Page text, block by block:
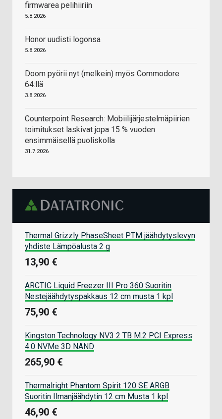
firmwarea pelihiiriin
5.8.2026
Honor uudisti logonsa
5.8.2026
Doom pyörii nyt (melkein) myös Commodore
64:llä
3.8.2026
Counterpoint Research: Mobiilijärjestelmäpiirien
toimitukset laskivat jopa 15 % vuoden
ensimmäisellä puoliskolla
31.7.2026
Thermal Grizzly PhaseSheet PTM jäähdytyslevyn
yhdiste Lämpöalusta 2 g
13,90 €
ARCTIC Liquid Freezer III Pro 360 Suoritin
Nestejäähdytyspakkaus 12 cm musta 1 kpl
75,90 €
Kingston Technology NV3 2 TB M.2 PCI Express
4.0 NVMe 3D NAND
265,90 €
Thermalright Phantom Spirit 120 SE ARGB
Suoritin Ilmanjäähdytin 12 cm Musta 1 kpl
46,90 €